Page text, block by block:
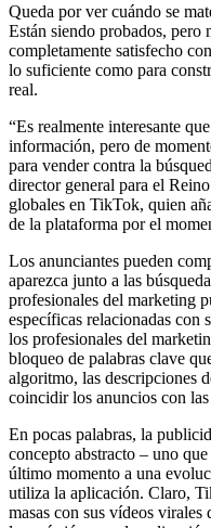
Queda por ver cuándo se
Están siendo probados, pero
completamente satisfecho
lo suficiente como para
real.
“Es realmente interesante
información, pero de
para vender contra la
director general para el
globales en TikTok, quien
de la plataforma por el
Los anunciantes pueden
aparezca junto a las
profesionales del marketing
específicas relacionadas con
los profesionales del
bloqueo de palabras clave
algoritmo, las descripciones
coincidir los anuncios con
En pocas palabras, la
concepto abstracto – uno
último momento a una
utiliza la aplicación. Claro,
masas con sus vídeos virales